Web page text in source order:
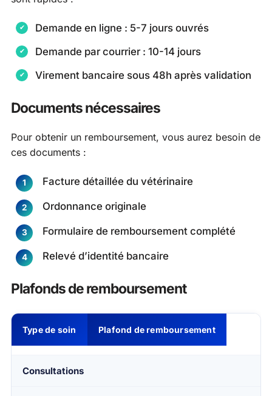
Demande en ligne : 5-7 jours ouvrés
Demande par courrier : 10-14 jours
Virement bancaire sous 48h après validation
Documents nécessaires
Pour obtenir un remboursement, vous aurez besoin de
ces documents :
Facture détaillée du vétérinaire
Ordonnance originale
Formulaire de remboursement complété
Relevé d’identité bancaire
Plafonds de remboursement
Type de soin Plafond de remboursement
Consultations